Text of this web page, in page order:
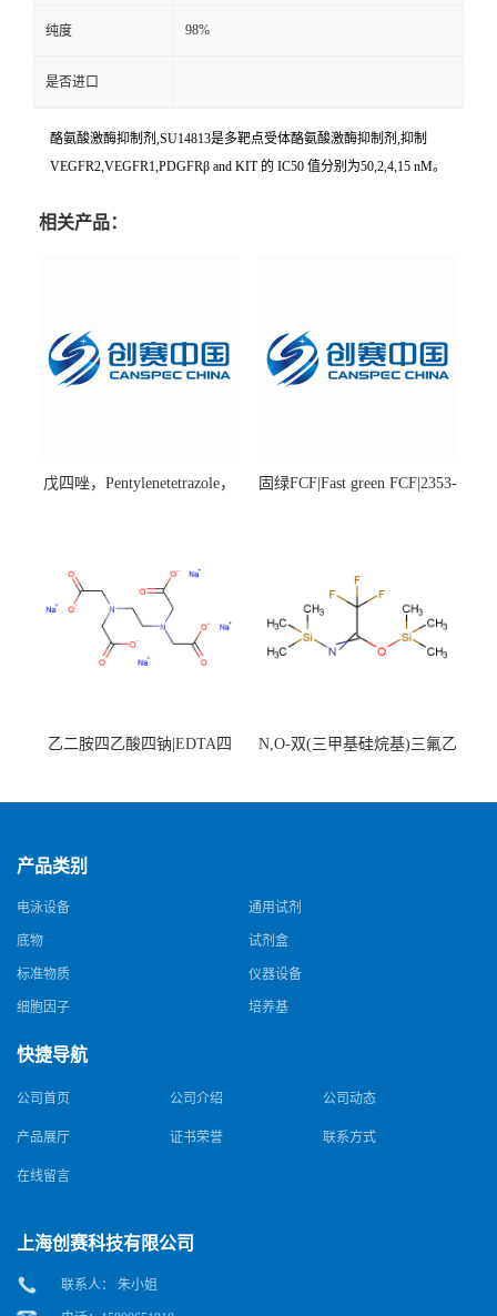
纯度 98%
是否进口
酪氨酸激酶抑制剂,SU14813是多靶点受体酪氨酸激酶抑制剂,抑制
VEGFR2,VEGFR1,PDGFRβ and KIT 的 IC50 值分别为50,2,4,15 nM。
相关产品：
戊四唑，Pentylenetetrazole，
固绿FCF|Fast green FCF|2353-
乙二胺四乙酸四钠|EDTA四
N,O-双(三甲基硅烷基)三氟乙
产品类别
电泳设备 通用试剂
底物 试剂盒
标准物质 仪器设备
细胞因子 培养基
快捷导航
公司首页 公司介绍 公司动态
产品展厅 证书荣誉 联系方式
在线留言
上海创赛科技有限公司
联系人： 朱小姐